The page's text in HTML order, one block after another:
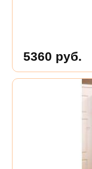
5360 руб.